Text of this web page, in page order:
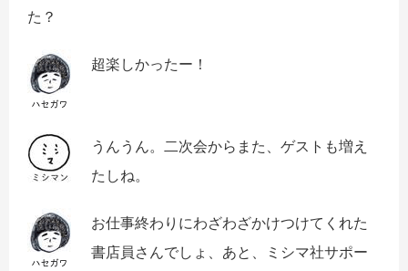
た？
超楽しかったー！
うんうん。二次会からまた、ゲストも増え
たしね。
お仕事終わりにわざわざかけつけてくれた
書店員さんでしょ、あと、ミシマ社サポー